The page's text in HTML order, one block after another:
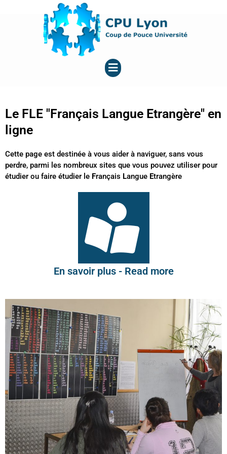
Menu
Le FLE "Français Langue Etrangère" en
ligne
Cette page est destinée à vous aider à naviguer, sans vous
perdre, parmi les nombreux sites que vous pouvez utiliser pour
étudier ou faire étudier le Français Langue Etrangère
En savoir plus - Read more